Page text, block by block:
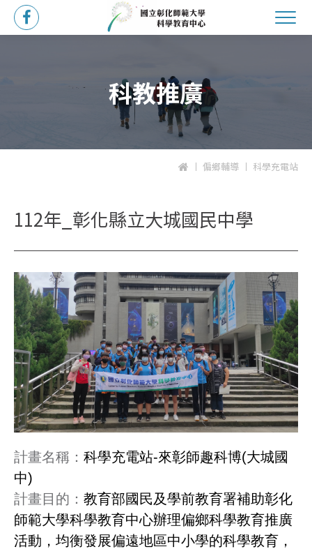
科教推廣
偏鄉輔導 科學充電站
112年_彰化縣立大城國民中學
計畫名稱： 科學充電站-來彰師趣科博(大城國
中)
計畫目的： 教育部國民及學前教育署補助彰化
師範大學科學教育中心辦理偏鄉科學教育推廣
活動，均衡發展偏遠地區中小學的科學教育，